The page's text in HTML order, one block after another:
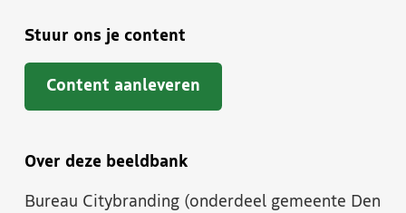
Stuur ons je content
Content aanleveren
Over deze beeldbank
Bureau Citybranding (onderdeel gemeente Den